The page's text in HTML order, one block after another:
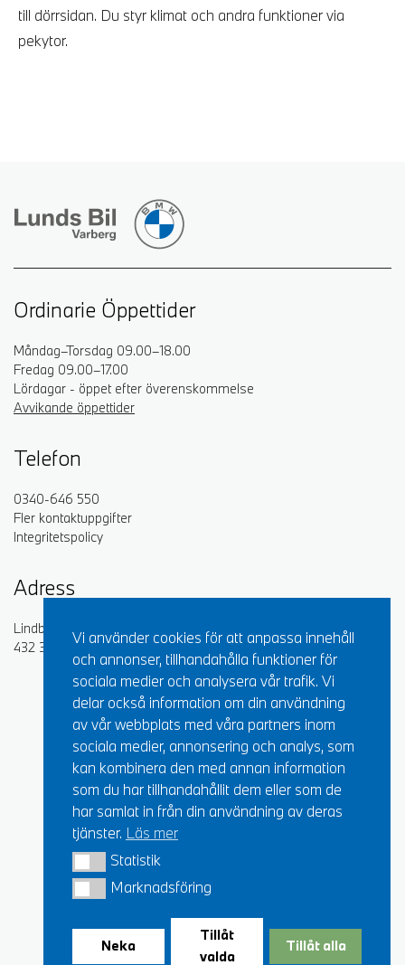
Vi använder cookies för att anpassa innehåll
och annonser, tillhandahålla funktioner för
sociala medier och analysera vår trafik. Vi
delar också information om din användning
av vår webbplats med våra partners inom
sociala medier, annonsering och analys, som
kan kombinera den med annan information
som du har tillhandahållit dem eller som de
har samlat in från din användning av deras
tjänster. Läs mer
StatistikStatistik
Marknadsföring
Marknadsföring
Neka
Tillåt
valda
Tillåt alla
till dörrsidan. Du styr klimat och andra funktioner via
pekytor.
Ordinarie Öppettider
Måndag–Torsdag 09.00–18.00
Fredag 09.00–17.00
Lördagar - öppet efter överenskommelse
Avvikande öppettider
Telefon
0340-646 550
Fler kontaktuppgifter
Integritetspolicy
Adress
Lindbergsvägen 2
432 32 Varberg